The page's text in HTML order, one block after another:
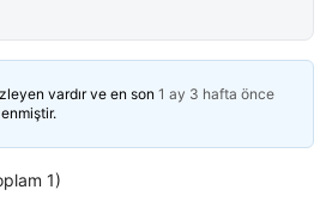
vardır ve en son 1 ay 3 hafta önce
1)